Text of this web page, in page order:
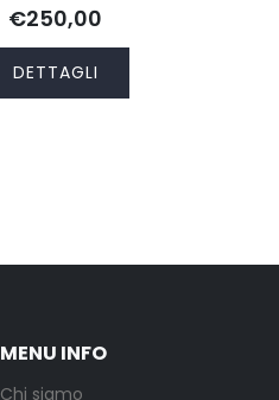
€250,00
DETTAGLI
MENU INFO
Chi siamo